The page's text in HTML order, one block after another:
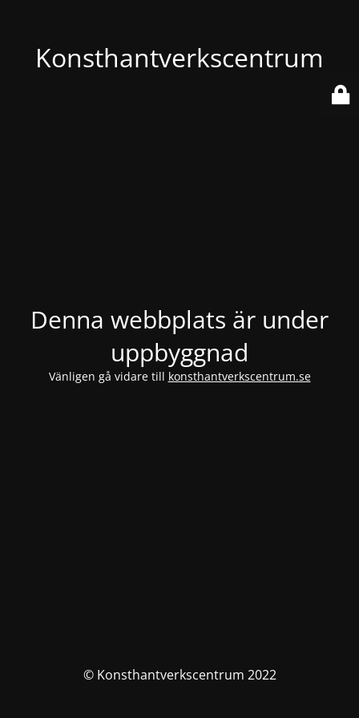
Konsthantverkscentrum
Denna webbplats är under
uppbyggnad
Vänligen gå vidare till konsthantverkscentrum.se
© Konsthantverkscentrum 2022